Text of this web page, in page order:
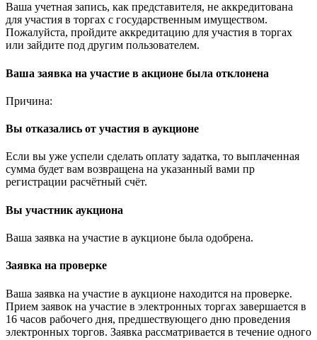
Ваша учетная запись, как представителя, не аккредитована
для участия в торгах с государственным имуществом.
Пожалуйста, пройдите аккредитацию для участия в торгах
или зайдите под другим пользователем.
Ваша заявка на участие в акционе была отклонена
Причина:
Вы отказались от участия в аукционе
Если вы уже успели сделать оплату задатка, то выплаченная
сумма будет вам возвращена на указанный вами пр
регистрации расчётный счёт.
Вы участник аукциона
Ваша заявка на участие в аукционе была одобрена.
Заявка на проверке
Ваша заявка на участие в аукционе находится на проверке.
Прием заявок на участие в электронных торгах завершается в
16 часов рабочего дня, предшествующего дню проведения
электронных торгов. Заявка рассматривается в течение одного